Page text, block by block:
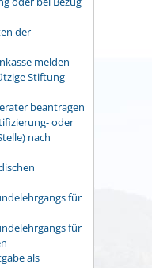
der
melden
Stiftung
beantragen
oder
nach
für
für
als